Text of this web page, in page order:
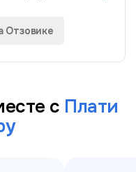
Отзовике
с Плати